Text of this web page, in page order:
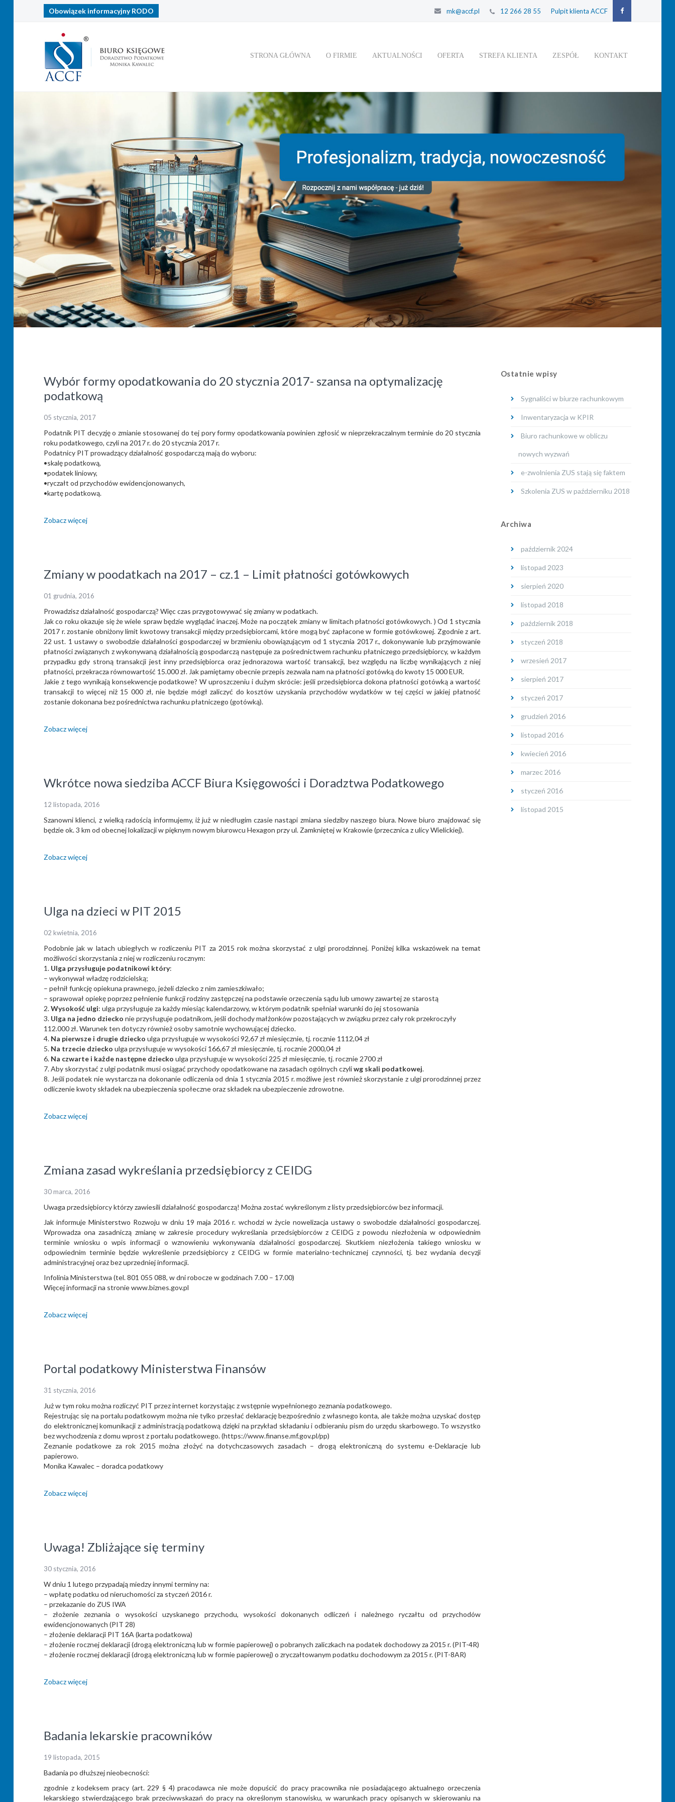
Obowiązek informacyjnyRODO Pulpit klienta ACCF
12 266 28 55
mk@accf.pl
STRONA GŁÓWNA O FIRMIE AKTUALNOŚCI OFERTA STREFA KLIENTA ZESPÓŁ KONTAKT
Wybór formy opodatkowania do 20 stycznia 2017- szansa na optymalizację
podatkową
05 stycznia, 2017
Podatnik PIT decyzję o zmianie stosowanej do tej pory formy opodatkowania powinien zgłosić w nieprzekraczalnym terminie do 20 stycznia
roku podatkowego, czyli na 2017 r. do 20 stycznia 2017 r.
Podatnicy PIT prowadzący działalność gospodarczą mają do wyboru:
•skalę podatkową,
•podatek liniowy,
•ryczałt od przychodów ewidencjonowanych,
•kartę podatkową.
Zobacz więcej
Zmiany w poodatkach na 2017 – cz.1 – Limit płatności gotówkowych
01 grudnia, 2016
Prowadzisz działalność gospodarczą? Więc czas przygotowywać się zmiany w podatkach.
Jak co roku okazuje się że wiele spraw będzie wyglądać inaczej. Może na początek zmiany w limitach płatności gotówkowych. ) Od 1 stycznia
2017 r. zostanie obniżony limit kwotowy transakcji między przedsiębiorcami, które mogą być zapłacone w formie gotówkowej. Zgodnie z art.
22 ust. 1 ustawy o swobodzie działalności gospodarczej w brzmieniu obowiązującym od 1 stycznia 2017 r., dokonywanie lub przyjmowanie
płatności związanych z wykonywaną działalnością gospodarczą następuje za pośrednictwem rachunku płatniczego przedsiębiorcy, w każdym
przypadku gdy stroną transakcji jest inny przedsiębiorca oraz jednorazowa wartość transakcji, bez względu na liczbę wynikających z niej
płatności, przekracza równowartość 15.000 zł. Jak pamiętamy obecnie przepis zezwala nam na płatności gotówką do kwoty 15 000 EUR.
Jakie z tego wynikają konsekwencje podatkowe? W uproszczeniu i dużym skrócie: jeśli przedsiębiorca dokona płatności gotówką a wartość
transakcji to więcej niż 15 000 zł, nie będzie mógł zaliczyć do kosztów uzyskania przychodów wydatków w tej części w jakiej płatność
zostanie dokonana bez pośrednictwa rachunku płatniczego (gotówką).
Zobacz więcej
Wkrótce nowa siedziba ACCF Biura Księgowości i Doradztwa Podatkowego
12 listopada, 2016
Szanowni klienci, z wielką radością informujemy, iż już w niedługim czasie nastąpi zmiana siedziby naszego biura. Nowe biuro znajdować się
będzie ok. 3 km od obecnej lokalizacji w pięknym nowym biurowcu Hexagon przy ul. Zamkniętej w Krakowie (przecznica z ulicy Wielickiej).
Zobacz więcej
Ulga na dzieci w PIT 2015
02 kwietnia, 2016
Podobnie jak w latach ubiegłych w rozliczeniu PIT za 2015 rok można skorzystać z ulgi prorodzinnej. Poniżej kilka wskazówek na temat
możliwości skorzystania z niej w rozliczeniu rocznym:
1. Ulga przysługuje podatnikowi który:
– wykonywał władzę rodzicielską;
– pełnił funkcję opiekuna prawnego, jeżeli dziecko z nim zamieszkiwało;
– sprawował opiekę poprzez pełnienie funkcji rodziny zastępczej na podstawie orzeczenia sądu lub umowy zawartej ze starostą
2.Wysokość ulgi: ulga przysługuje za każdy miesiąc kalendarzowy, w którym podatnik spełniał warunki do jej stosowania
3. Ulga na jedno dziecko nie przysługuje podatnikom, jeśli dochody małżonków pozostających w związku przez cały rok przekroczyły
112.000 zł. Warunek ten dotyczy również osoby samotnie wychowującej dziecko.
4. Na pierwsze i drugie dziecko ulga przysługuje w wysokości 92,67 zł miesięcznie, tj. rocznie 1112,04 zł
5. Na trzecie dziecko ulga przysługuje w wysokości 166,67 zł miesięcznie, tj. rocznie 2000,04 zł
6. Na czwarte i każde następne dziecko ulga przysługuje w wysokości 225 zł miesięcznie, tj. rocznie 2700 zł
7. Aby skorzystać z ulgi podatnik musi osiągać przychody opodatkowane na zasadach ogólnych czyliwg skali podatkowej.
8. Jeśli podatek nie wystarcza na dokonanie odliczenia od dnia 1 stycznia 2015 r. możliwe jest również skorzystanie z ulgi prorodzinnej przez
odliczenie kwoty składek na ubezpieczenia społeczne oraz składek na ubezpieczenie zdrowotne.
Zobacz więcej
Zmiana zasad wykreślania przedsiębiorcy z CEIDG
30 marca, 2016
Uwaga przedsiębiorcy którzy zawiesili działalność gospodarczą! Można zostać wykreślonym z listy przedsiębiorców bez informacji.
Jak informuje Ministerstwo Rozwoju w dniu 19 maja 2016 r. wchodzi w życie nowelizacja ustawy o swobodzie działalności gospodarczej.
Wprowadza ona zasadniczą zmianę w zakresie procedury wykreślania przedsiębiorców z CEIDG z powodu niezłożenia w odpowiednim
terminie wniosku o wpis informacji o wznowieniu wykonywania działalności gospodarczej. Skutkiem niezłożenia takiego wniosku w
odpowiednim terminie będzie wykreślenie przedsiębiorcy z CEIDG w formie materialno-technicznej czynności, tj. bez wydania decyzji
administracyjnej oraz bez uprzedniej informacji.
Infolinia Ministerstwa (tel. 801 055 088, w dni robocze w godzinach 7.00 – 17.00)
Więcej informacji na stronie www.biznes.gov.pl
Zobacz więcej
Portal podatkowy Ministerstwa Finansów
31 stycznia, 2016
Już w tym roku można rozliczyć PIT przez internet korzystając z wstępnie wypełnionego zeznania podatkowego.
Rejestrując się na portalu podatkowym można nie tylko przesłać deklarację bezpośrednio z własnego konta, ale także można uzyskać dostęp
do elektronicznej komunikacji z administracją podatkową dzięki na przykład składaniu i odbieraniu pism do urzędu skarbowego. To wszystko
bez wychodzenia z domu wprost z portalu podatkowego. (https://www.finanse.mf.gov.pl/pp)
Zeznanie podatkowe za rok 2015 można złożyć na dotychczasowych zasadach – drogą elektroniczną do systemu e-Deklaracje lub
papierowo.
Monika Kawalec – doradca podatkowy
Zobacz więcej
Uwaga! Zbliżające się terminy
30 stycznia, 2016
W dniu 1 lutego przypadają miedzy innymi terminy na:
– wpłatę podatku od nieruchomości za styczeń 2016 r.
– przekazanie do ZUS IWA
– złożenie zeznania o wysokości uzyskanego przychodu, wysokości dokonanych odliczeń i należnego ryczałtu od przychodów
ewidencjonowanych (PIT 28)
– złożenie deklaracji PIT 16A (karta podatkowa)
– złożenie rocznej deklaracji (drogą elektroniczną lub w formie papierowej) o pobranych zaliczkach na podatek dochodowy za 2015 r. (PIT-4R)
– złożenie rocznej deklaracji (drogą elektroniczną lub w formie papierowej) o zryczałtowanym podatku dochodowym za 2015 r. (PIT-8AR)
Zobacz więcej
Badania lekarskie pracowników
19 listopada, 2015
Badania po dłuższej nieobecności:
zgodnie z kodeksem pracy (art. 229 § 4) pracodawca nie może dopuścić do pracy pracownika nie posiadającego aktualnego orzeczenia
lekarskiego stwierdzającego brak przeciwwskazań do pracy na określonym stanowisku, w warunkach pracy opisanych w skierowaniu na
Ostatnie wpisy
Sygnaliści w biurze rachunkowym
Inwentaryzacja w KPIR
Biuro rachunkowe w obliczu
nowych wyzwań
e-zwolnienia ZUS stają się faktem
Szkolenia ZUS w październiku 2018
Archiwa
październik 2024
listopad 2023
sierpień 2020
listopad 2018
październik 2018
styczeń 2018
wrzesień 2017
sierpień 2017
styczeń 2017
grudzień 2016
listopad 2016
kwiecień 2016
marzec 2016
styczeń 2016
listopad 2015